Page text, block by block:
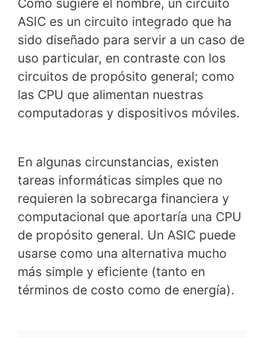
Como sugiere el nombre, un circuito
ASIC es un circuito integrado que ha
sido diseñado para servir a un caso de
uso particular, en contraste con los
circuitos de propósito general; como
las CPU que alimentan nuestras
computadoras y dispositivos móviles.
En algunas circunstancias, existen
tareas informáticas simples que no
requieren la sobrecarga financiera y
computacional que aportaría una CPU
de propósito general. Un ASIC puede
usarse como una alternativa mucho
más simple y eficiente (tanto en
términos de costo como de energía).